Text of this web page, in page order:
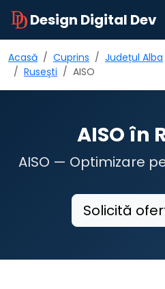
Design Digital Dev
Acasă Cuprins Județul Alba
Ruseşti
AISO
AISO în
AISO — Optimizare
Solicită